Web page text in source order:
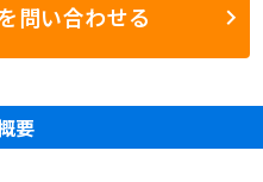
問い合わせる
要